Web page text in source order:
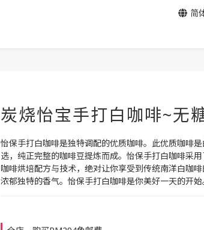
简
炭烧怡宝手打白咖啡~无
怡保手打白咖啡是独特调配的优质咖啡。此优质咖啡
选，纯正完整的咖啡豆提炼而成。怡保手打白咖啡采
咖啡烘培配方与技术，绝对让你享受到传统南洋白咖
浓郁独特的香气。怡保手打白咖啡是你美好一天的开始